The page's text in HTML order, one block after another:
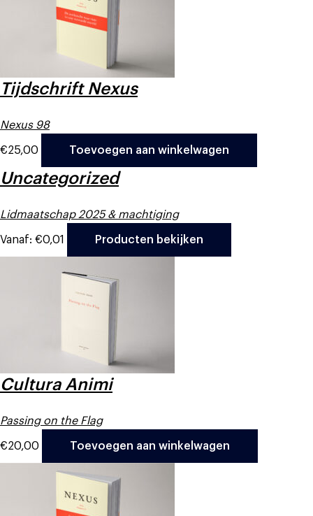
Tijdschrift Nexus
Nexus 98
€25,00 Toevoegen aan winkelwagen
Uncategorized
Lidmaatschap 2025 & machtiging
Vanaf: €0,01 Producten bekijken
Cultura Animi
Passing on the Flag
€20,00 Toevoegen aan winkelwagen